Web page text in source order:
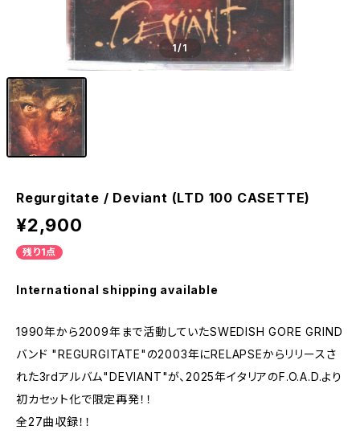
1/1
Regurgitate / Deviant (LTD 100 CASETTE)
¥2,900
残り1点
International shipping available
1990年から2009年まで活動していたSWEDISH GORE GRIND
バンド "REGURGITATE"の2003年にRELAPSEからリリースさ
れた3rdアルバム"DEVIANT"が、2025年イタリアのF.O.A.D.より
初カセット化で限定再発！！
全27曲収録！！